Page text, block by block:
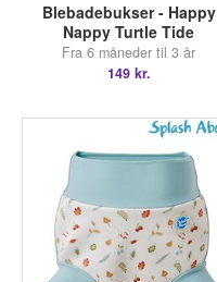
Blebadebukser - Happy
Nappy Turtle Tide
Fra 6 måneder til 3 år
149 kr.